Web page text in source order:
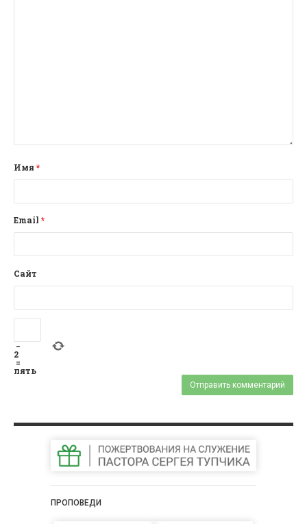
Имя *
Email *
Сайт
−
2
=
пять
ПРОПОВЕДИ